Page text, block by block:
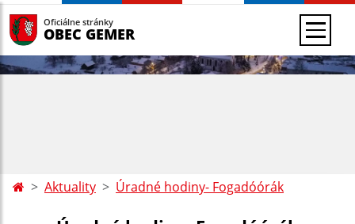
Oficiálne stránky
OBEC GEMER
Aktuality Úradné hodiny- Fogadóórák